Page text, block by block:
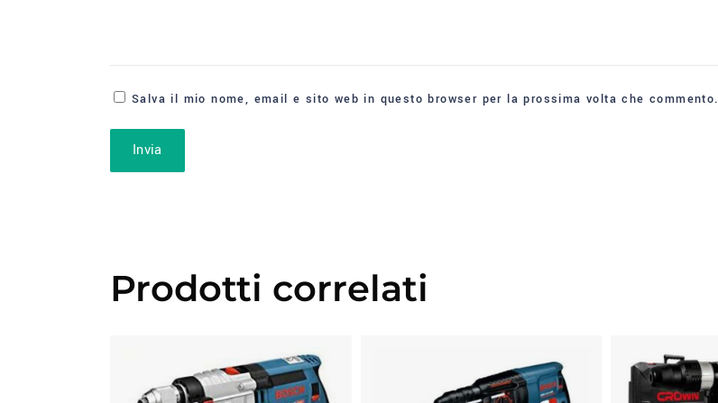
Salva il mio nome, email e sito web in questo browser per la prossima volta che commento.
Prodotti correlati